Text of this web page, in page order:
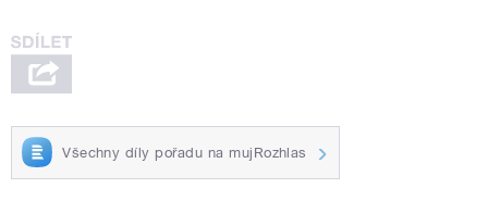
Všechny díly pořadu na mujRozhlas